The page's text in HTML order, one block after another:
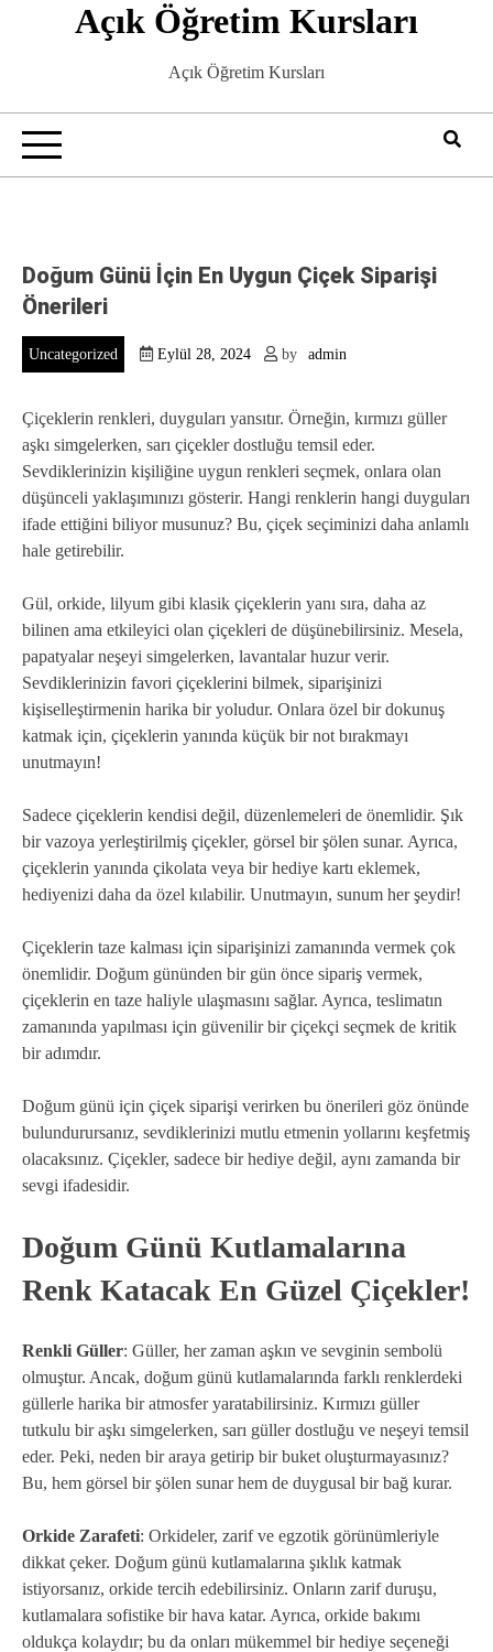
Açık Öğretim Kursları
Açık Öğretim Kursları
Doğum Günü İçin En Uygun Çiçek Siparişi
Önerileri
Uncategorized Eylül 28, 2024 by admin
Çiçeklerin renkleri, duyguları yansıtır. Örneğin, kırmızı güller
aşkı simgelerken, sarı çiçekler dostluğu temsil eder.
Sevdiklerinizin kişiliğine uygun renkleri seçmek, onlara olan
düşünceli yaklaşımınızı gösterir. Hangi renklerin hangi duyguları
ifade ettiğini biliyor musunuz? Bu, çiçek seçiminizi daha anlamlı
hale getirebilir.
Gül, orkide, lilyum gibi klasik çiçeklerin yanı sıra, daha az
bilinen ama etkileyici olan çiçekleri de düşünebilirsiniz. Mesela,
papatyalar neşeyi simgelerken, lavantalar huzur verir.
Sevdiklerinizin favori çiçeklerini bilmek, siparişinizi
kişiselleştirmenin harika bir yoludur. Onlara özel bir dokunuş
katmak için, çiçeklerin yanında küçük bir not bırakmayı
unutmayın!
Sadece çiçeklerin kendisi değil, düzenlemeleri de önemlidir. Şık
bir vazoya yerleştirilmiş çiçekler, görsel bir şölen sunar. Ayrıca,
çiçeklerin yanında çikolata veya bir hediye kartı eklemek,
hediyenizi daha da özel kılabilir. Unutmayın, sunum her şeydir!
Çiçeklerin taze kalması için siparişinizi zamanında vermek çok
önemlidir. Doğum gününden bir gün önce sipariş vermek,
çiçeklerin en taze haliyle ulaşmasını sağlar. Ayrıca, teslimatın
zamanında yapılması için güvenilir bir çiçekçi seçmek de kritik
bir adımdır.
Doğum günü için çiçek siparişi verirken bu önerileri göz önünde
bulundurursanız, sevdiklerinizi mutlu etmenin yollarını keşfetmiş
olacaksınız. Çiçekler, sadece bir hediye değil, aynı zamanda bir
sevgi ifadesidir.
Doğum Günü Kutlamalarına
Renk Katacak En Güzel Çiçekler!
Renkli Güller: Güller, her zaman aşkın ve sevginin sembolü
olmuştur. Ancak, doğum günü kutlamalarında farklı renklerdeki
güllerle harika bir atmosfer yaratabilirsiniz. Kırmızı güller
tutkulu bir aşkı simgelerken, sarı güller dostluğu ve neşeyi temsil
eder. Peki, neden bir araya getirip bir buket oluşturmayasınız?
Bu, hem görsel bir şölen sunar hem de duygusal bir bağ kurar.
Orkide Zarafeti: Orkideler, zarif ve egzotik görünümleriyle
dikkat çeker. Doğum günü kutlamalarına şıklık katmak
istiyorsanız, orkide tercih edebilirsiniz. Onların zarif duruşu,
kutlamalara sofistike bir hava katar. Ayrıca, orkide bakımı
oldukça kolaydır; bu da onları mükemmel bir hediye seçeneği